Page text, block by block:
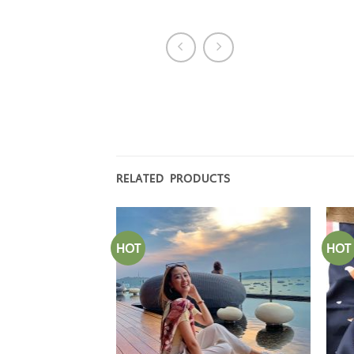
RELATED PRODUCTS
HOT HOT